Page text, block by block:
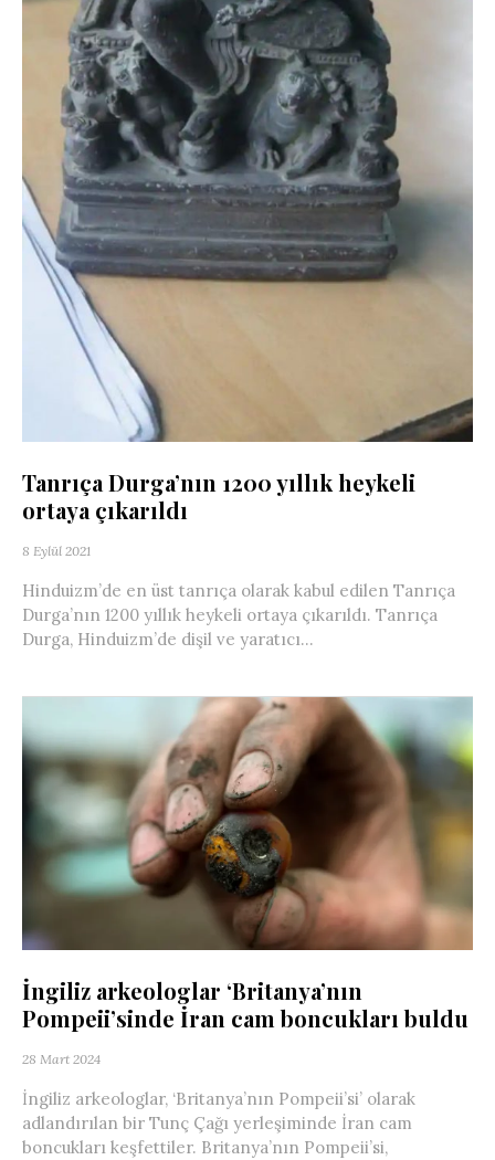
Tanrıça Durga’nın 1200 yıllık heykeli
ortaya çıkarıldı
8 Eylül 2021
Hinduizm’de en üst tanrıça olarak kabul edilen Tanrıça
Durga’nın 1200 yıllık heykeli ortaya çıkarıldı. Tanrıça
Durga, Hinduizm’de dişil ve yaratıcı...
İngiliz arkeologlar ‘Britanya’nın
Pompeii’sinde İran cam boncukları buldu
28 Mart 2024
İngiliz arkeologlar, ‘Britanya’nın Pompeii’si’ olarak
adlandırılan bir Tunç Çağı yerleşiminde İran cam
boncukları keşfettiler. Britanya’nın Pompeii’si,